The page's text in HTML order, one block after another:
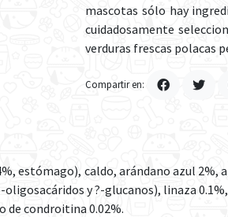
mascotas sólo hay
cuidadosamente
verduras frescas polacas
Compartir en:
estómago), caldo, arándano azul
y ?-glucanos), linaza
de condroitina 0.02%.